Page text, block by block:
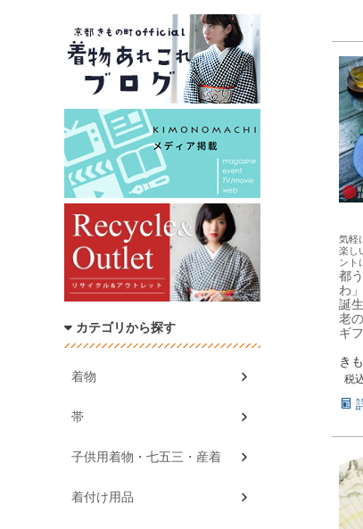
気軽
楽し
ント
都
わ
誕
老
ギ
き
税
カテゴリから探す
着物
帯
子供用着物・七五三・産着
着付け用品